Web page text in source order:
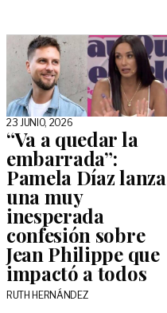
23 JUNIO, 2026
“Va a quedar la
embarrada”:
Pamela Díaz lanza
una muy
inesperada
confesión sobre
Jean Philippe que
impactó a todos
RUTH HERNÁNDEZ